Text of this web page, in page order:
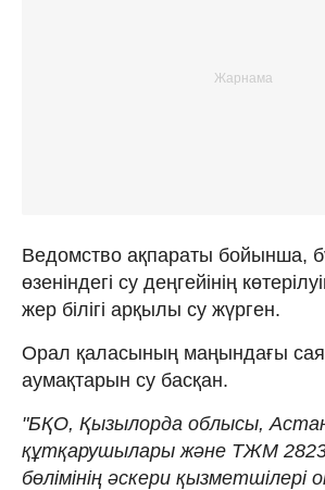
Ведомство ақпараты бойынша,
өзеніндегі су деңгейінің
жер білігі арқылы су жүрген.
Орал қаласының маңындағы
аумақтарын су басқан.
"БҚО, Қызылорда облысы,
құтқарушылары және ТЖМ
бөлімінің әскери қызметшілері